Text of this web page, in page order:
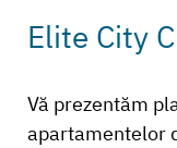
Elite City
Vă prezentăm
apartamentelor